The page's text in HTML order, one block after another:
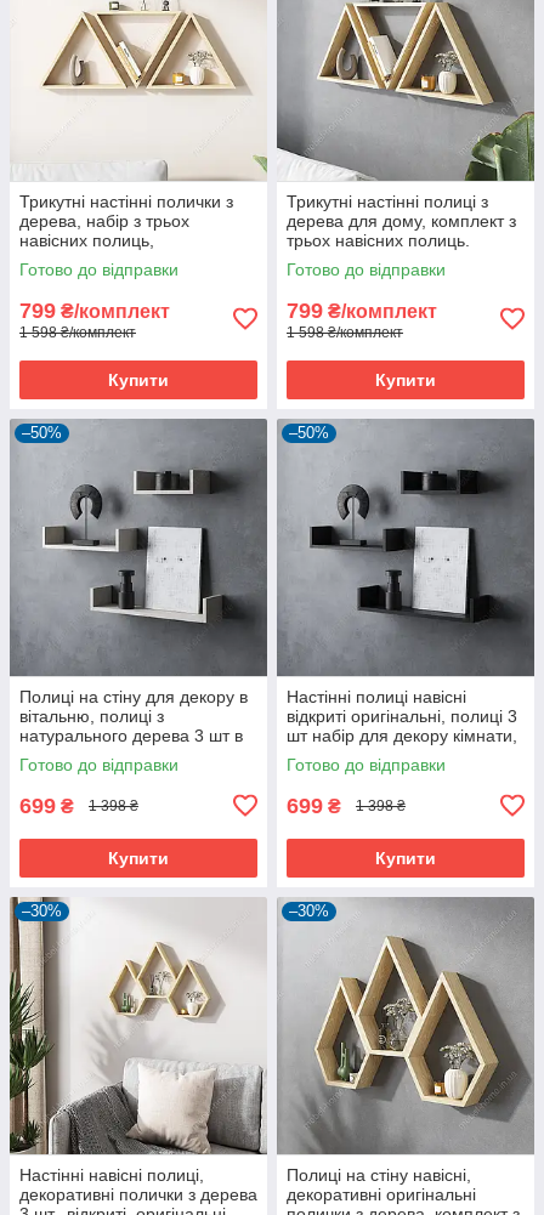
Трикутні настінні полички з
дерева, набір з трьох
навісних полиць,
декоративних для стіни
Готово до відправки
799 ₴/комплект
1 598 ₴/комплект
Купити
Трикутні настінні полиці з
дерева для дому, комплект з
трьох навісних полиць.
Готово до відправки
799 ₴/комплект
1 598 ₴/комплект
Купити
–50%
Полиці на стіну для декору в
вітальню, полиці з
натурального дерева 3 шт в
комплекті, настінні полиці в
будинок
Готово до відправки
699 ₴ 1 398 ₴
Купити
–50%
Настінні полиці навісні
відкриті оригінальні, полиці 3
шт набір для декору кімнати,
полички на стіну
Готово до відправки
699 ₴ 1 398 ₴
Купити
–30%
Настінні навісні полиці,
декоративні полички з дерева
–30%
Полиці на стіну навісні,
декоративні оригінальні